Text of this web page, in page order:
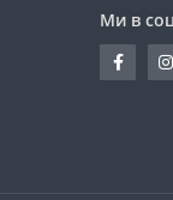
Ми в